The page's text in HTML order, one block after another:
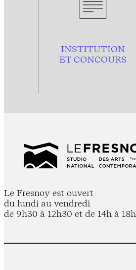
INSTITUTION
ET CONCOURS
Le Fresnoy est ouvert
du lundi au vendredi
de 9h30 à 12h30 et de 14h à 18h